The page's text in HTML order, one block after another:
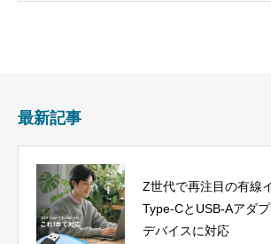
最新記事
Z世代で再注目の有線
Type-CとUSB-Aアダ
デバイスに対応